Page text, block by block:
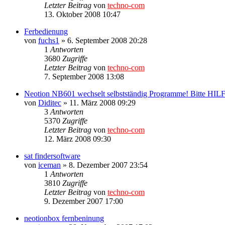
Letzter Beitrag von techno-com
13. Oktober 2008 10:47
Ferbedienung
von fuchs1 » 6. September 2008 20:28
1 Antworten
3680 Zugriffe
Letzter Beitrag von techno-com
7. September 2008 13:08
Neotion NB601 wechselt selbstständig Programme! Bitte
von Diditec » 11. März 2008 09:29
3 Antworten
5370 Zugriffe
Letzter Beitrag von techno-com
12. März 2008 09:30
sat findersoftware
von iceman » 8. Dezember 2007 23:54
1 Antworten
3810 Zugriffe
Letzter Beitrag von techno-com
9. Dezember 2007 17:00
neotionbox fernbeninung